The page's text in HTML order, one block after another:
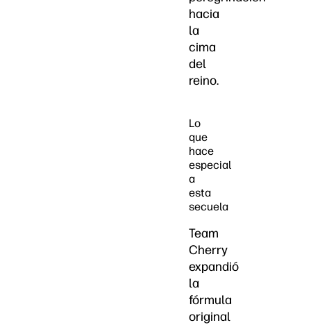
hacia
la
cima
del
reino.
Lo
que
hace
especial
a
esta
secuela
Team
Cherry
expandió
la
fórmula
original